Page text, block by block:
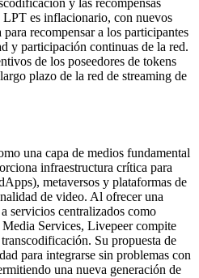
es inflacionario, con nuevos
recompensar a los participantes
y participación continuas de la red.
de los poseedores de tokens
plazo de la red de streaming de
una capa de medios fundamental
infraestructura crítica para
metaversos y plataformas de
de video. Al ofrecer una
servicios centralizados como
Services, Livepeer compite
Su propuesta de
para integrarse sin problemas con
una nueva generación de